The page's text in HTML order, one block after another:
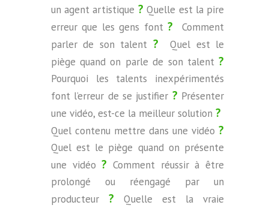
un agent artistique ? Quelle est la pire
erreur que les gens font? Comment
parler de son talent ? Quel est le
piège quand on parle de son talent?
Pourquoi les talents inexpérimentés
font l’erreur de se justifier ? Présenter
une vidéo, est-ce la meilleur solution?
Quel contenu mettre dans une vidéo?
Quel est le piège quand on présente
une vidéo? Comment réussir à être
prolongé ou réengagé par un
producteur ? Quelle est la vraie